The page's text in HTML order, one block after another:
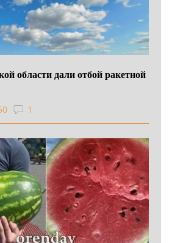
области дали отбой ракетной
1